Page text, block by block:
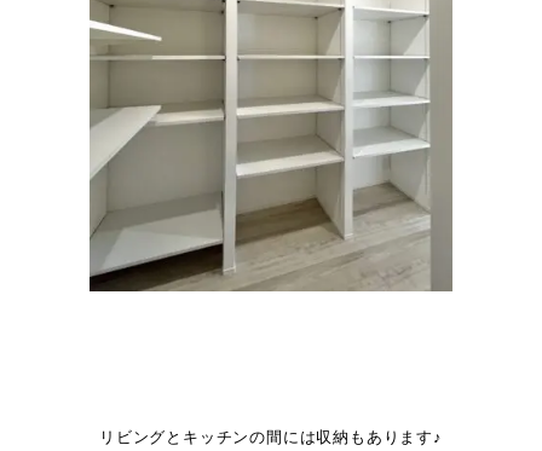
リビングとキッチンの間には収納もあります♪